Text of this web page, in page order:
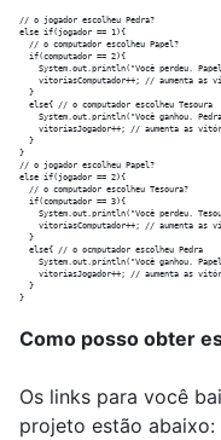
// o jogador escolheu Pedra?
else if(jogador == 1){
  // o computador escolheu Papel?
  if(computador == 2){
System.out.println("Você perdeu.
vitoriasComputador++; // aumenta as
  }
  else{ // o computador escolheu Tesoura
System.out.println("Você ganhou.
vitoriasJogador++; // aumenta as
  }
}
// o jogador escolheu Papel?
else if(jogador == 2){
  // o computador escolheu Tesoura?
  if(computador == 3){
System.out.println("Você perdeu.
vitoriasComputador++; // aumenta as
  }
  else{ // o ocmputador escolheu Pedra
System.out.println("Você ganhou.
vitoriasJogador++; // aumenta as
  }
Como posso obter
Os links para você
projeto estão abaixo: